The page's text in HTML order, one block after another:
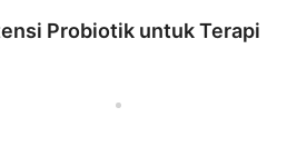
Probiotik untuk Terapi